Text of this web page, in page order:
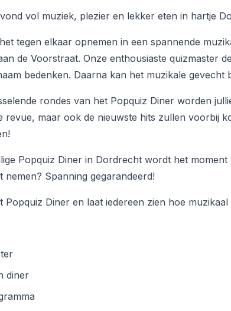
vol muziek, plezier en lekker eten in hartje
tegen elkaar opnemen in een spannende
de Voorstraat. Onze enthousiaste quizmaster
bedenken. Daarna kan het muzikale gevecht
rondes van het Popquiz Diner worden
revue, maar ook de nieuwste hits zullen voorbij
Popquiz Diner in Dordrecht wordt het
nemen? Spanning gegarandeerd!
Popquiz Diner en laat iedereen zien hoe
diner